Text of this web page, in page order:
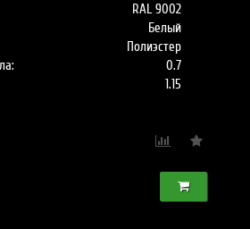
RAL 9002
Белый
Полиэстер
0.7
1.15